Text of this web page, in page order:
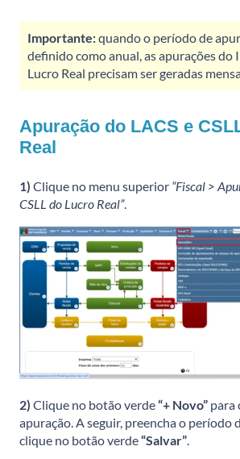
Importante:quando o período de
definido como anual, as apurações do
Lucro Real precisam ser geradas
Apuração do LACS e
Real
1) Clique no menu superior “Fiscal >
CSLL do Lucro Real”.
2) Clique no botão verde“+ Novo” para
apuração. A seguir, preencha o período
clique no botão verde“Salvar”